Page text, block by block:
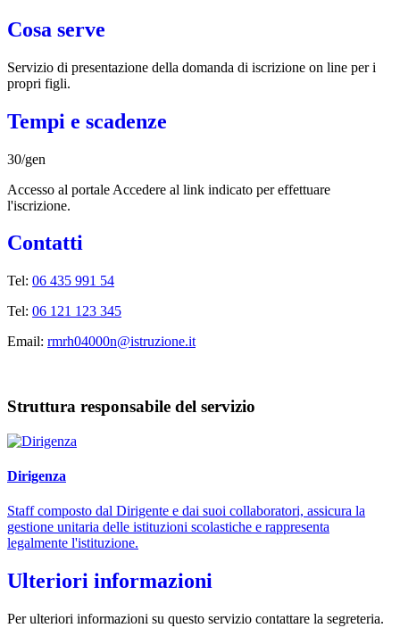
Cosa serve
Servizio di presentazione della domanda di iscrizione on line per i
propri figli.
Tempi e scadenze
30/gen
Accesso al portale Accedere al link indicato per effettuare
l'iscrizione.
Contatti
Tel: 06 435 991 54
Tel: 06 121 123 345
Email: rmrh04000n@istruzione.it
Struttura responsabile del servizio
Dirigenza
Staff composto dal Dirigente e dai suoi collaboratori, assicura la
gestione unitaria delle istituzioni scolastiche e rappresenta
legalmente l'istituzione.
Ulteriori informazioni
Per ulteriori informazioni su questo servizio contattare la segreteria.